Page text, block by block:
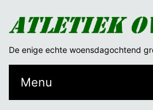
De enige echte woensdagochtend
Menu